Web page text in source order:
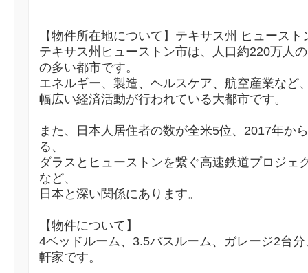
【物件所在地について】テキサス州 ヒュースト
テキサス州ヒューストン市は、人口約220万人
の多い都市です。
エネルギー、製造、ヘルスケア、航空産業など
幅広い経済活動が行われている大都市です。
また、日本人居住者の数が全米5位、2017年か
る、
ダラスとヒューストンを繋ぐ高速鉄道プロジェ
など、
日本と深い関係にあります。
【物件について】
4ベッドルーム、3.5バスルーム、ガレージ2台
軒家です。